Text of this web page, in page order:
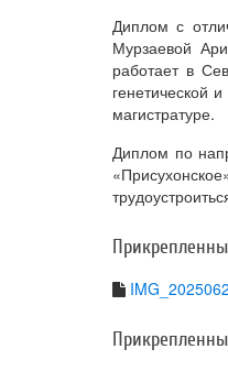
Диплом с
Мурзаевой
работает в
генетической
магистратуре.
Диплом по